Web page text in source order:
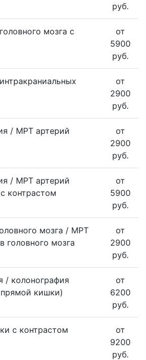
руб.
мозга с
от
5900
руб.
от
2900
руб.
/ МРТ артерий
от
2900
руб.
/ МРТ артерий
контрастом
от
5900
руб.
мозга / МРТ
головного мозга
от
2900
руб.
/ колонография
кишки)
от
6200
руб.
с контрастом
от
9200
руб.